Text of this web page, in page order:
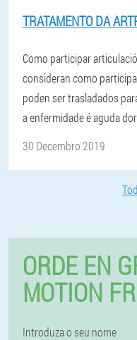
TRATAMENTO DA
Como participar
consideran como
poden ser trasladados
a enfermidade é aguda
30 Decembro 2019
ORDE EN
MOTION
Introduza o seu nome